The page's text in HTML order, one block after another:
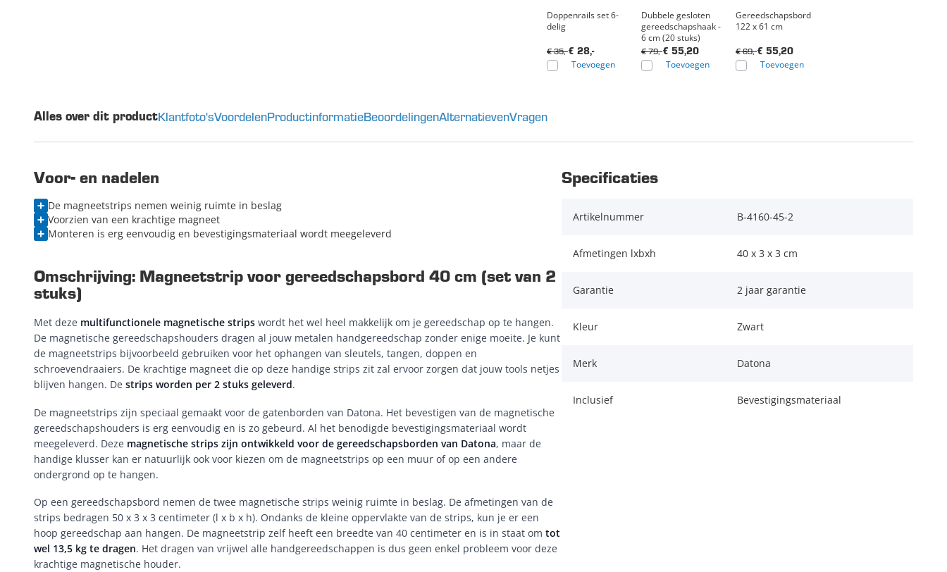
Doppenrails set 6-
delig
€ 28,-
€ 35,-
Toevoegen
Dubbele gesloten
gereedschapshaak -
6 cm (20 stuks)
€ 55,20
€ 79,-
Toevoegen
Gereedschapsbord
122 x 61 cm
€ 55,20
€ 69,-
Toevoegen
Alles over dit productKlantfoto'sVoordelenProductinformatieBeoordelingenAlternatievenVragen
Specificaties
Artikelnummer B-4160-45-2
Afmetingen lxbxh 40 x 3 x 3 cm
Garantie 2 jaar garantie
Kleur Zwart
Merk Datona
Inclusief Bevestigingsmateriaal
Voor- en nadelen
De magneetstrips nemen weinig ruimte in beslag
Voorzien van een krachtige magneet
Monteren is erg eenvoudig en bevestigingsmateriaal wordt meegeleverd
Omschrijving: Magneetstrip voor gereedschapsbord 40 cm (set van 2
stuks)
Met deze multifunctionele magnetische strips wordt het wel heel makkelijk om je gereedschap op te hangen.
De magnetische gereedschapshouders dragen al jouw metalen handgereedschap zonder enige moeite. Je kunt
de magneetstrips bijvoorbeeld gebruiken voor het ophangen van sleutels, tangen, doppen en
schroevendraaiers. De krachtige magneet die op deze handige strips zit zal ervoor zorgen dat jouw tools netjes
blijven hangen. De strips worden per 2 stuks geleverd.
De magneetstrips zijn speciaal gemaakt voor de gatenborden van Datona. Het bevestigen van de magnetische
gereedschapshouders is erg eenvoudig en is zo gebeurd. Al het benodigde bevestigingsmateriaal wordt
meegeleverd. Deze magnetische strips zijn ontwikkeld voor de gereedschapsborden van Datona, maar de
handige klusser kan er natuurlijk ook voor kiezen om de magneetstrips op een muur of op een andere
ondergrond op te hangen.
Op een gereedschapsbord nemen de twee magnetische strips weinig ruimte in beslag. De afmetingen van de
strips bedragen 50 x 3 x 3 centimeter (l x b x h). Ondanks de kleine oppervlakte van de strips, kun je er een
hoop gereedschap aan hangen. De magneetstrip zelf heeft een breedte van 40 centimeter en is in staat om tot
wel 13,5 kg te dragen. Het dragen van vrijwel alle handgereedschappen is dus geen enkel probleem voor deze
krachtige magnetische houder.